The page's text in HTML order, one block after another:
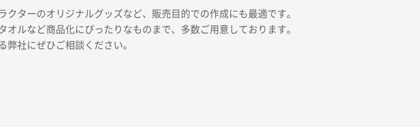
ターのオリジナルグッズなど、販売目的での作成にも最適です。
ルなど商品化にぴったりなものまで、多数ご用意しております。
社にぜひご相談ください。